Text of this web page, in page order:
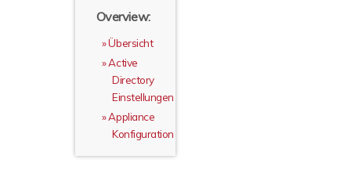
Overview:
Übersicht
Active
Directory
Einstellungen
Appliance
Konfiguration